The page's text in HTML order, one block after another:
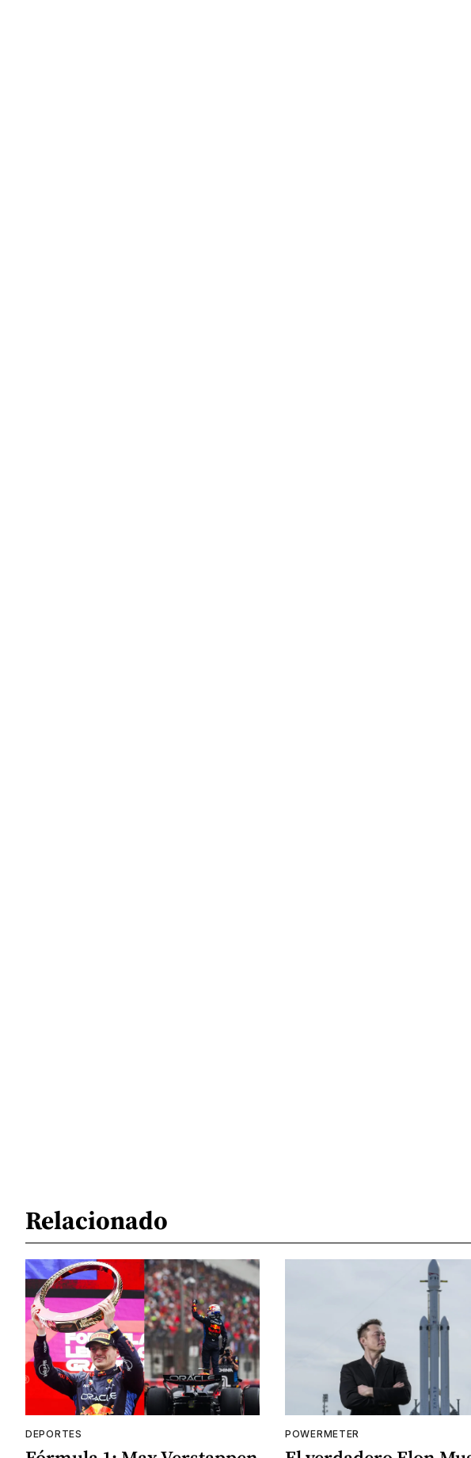
Relacionado
DEPORTES POWERMETER